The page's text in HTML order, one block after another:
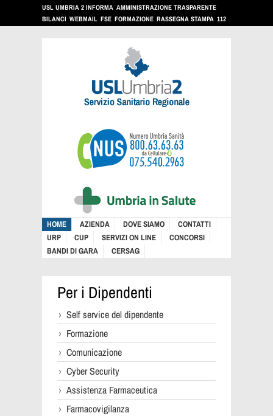
USL UMBRIA 2 INFORMA AMMINISTRAZIONE TRASPARENTE
BILANCI WEBMAIL FSE FORMAZIONE RASSEGNA STAMPA 112
HOME AZIENDA DOVE SIAMO
CONTATTI
URP
CUP SERVIZI ON LINE
CONCORSI
BANDI DI GARA
CERSAG
Per i Dipendenti
Self service del dipendente
Formazione
Comunicazione
Cyber Security
Assistenza Farmaceutica
Farmacovigilanza